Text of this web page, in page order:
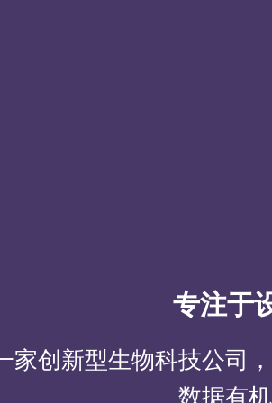
专注于
家创新型生物科技公司
数据有